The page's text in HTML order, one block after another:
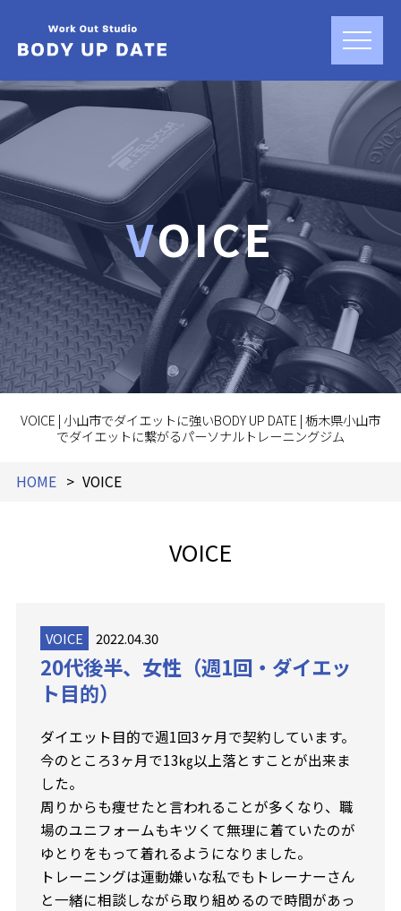
VOICE
VOICE | 小山市でダイエットに強いBODY UP DATE | 栃木県小山市
でダイエットに繋がるパーソナルトレーニングジム
HOME VOICE
VOICE
VOICE 2022.04.30
20代後半、女性（週1回・ダイエッ
ト目的）
ダイエット目的で週1回3ヶ月で契約しています。
今のところ3ヶ月で13㎏以上落とすことが出来ま
した。
周りからも痩せたと言われることが多くなり、職
場のユニフォームもキツくて無理に着ていたのが
ゆとりをもって着れるようになりました。
トレーニングは運動嫌いな私でもトレーナーさん
と一緒に相談しながら取り組めるので時間があっ